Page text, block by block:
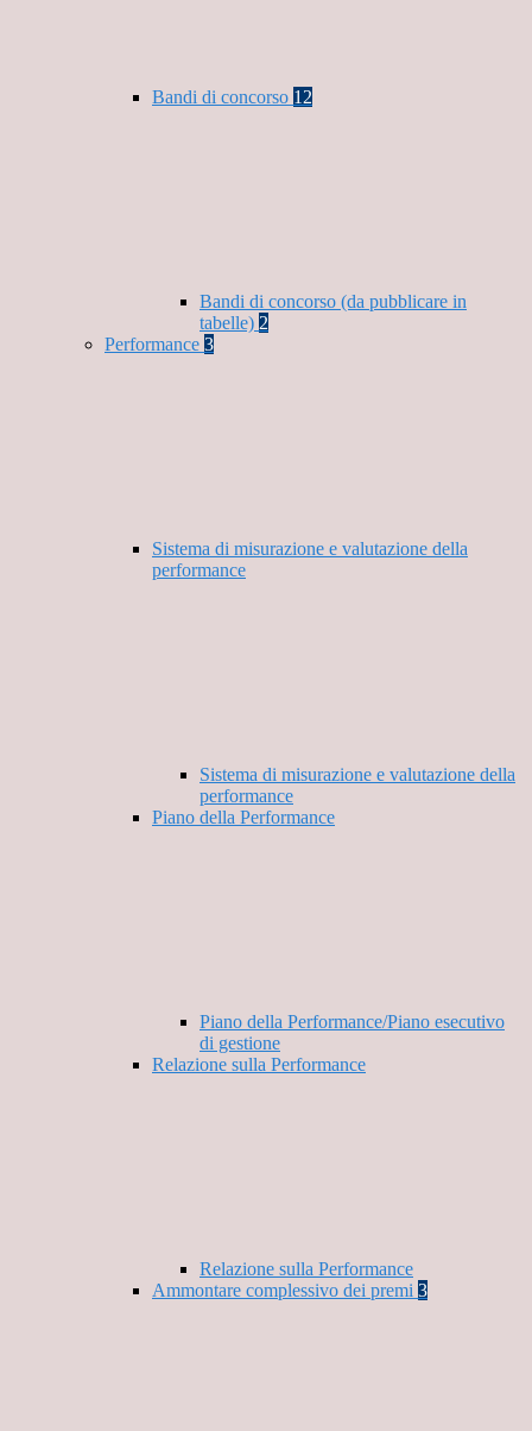
Bandi di concorso 12
Bandi di concorso (da pubblicare in
tabelle) 2
Performance 3
Sistema di misurazione e valutazione della
performance
Sistema di misurazione e valutazione della
performance
Piano della Performance
Piano della Performance/Piano esecutivo
di gestione
Relazione sulla Performance
Relazione sulla Performance
Ammontare complessivo dei premi 3